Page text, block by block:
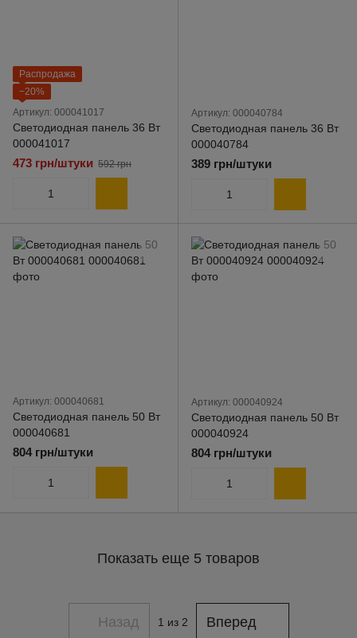
Распродажа
−20%
Артикул: 000041017
Светодиодная панель 36 Вт
000041017
473 грн/штуки 592 грн
Артикул: 000040784
Светодиодная панель 36 Вт
000040784
389 грн/штуки
Артикул: 000040681
Светодиодная панель 50 Вт
000040681
804 грн/штуки
Артикул: 000040924
Светодиодная панель 50 Вт
000040924
804 грн/штуки
Показать еще 5 товаров
Назад 1 из 2 Вперед